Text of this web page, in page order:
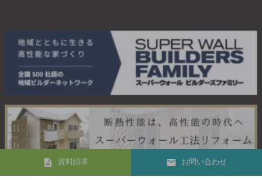
資料請求 お問い合わせ